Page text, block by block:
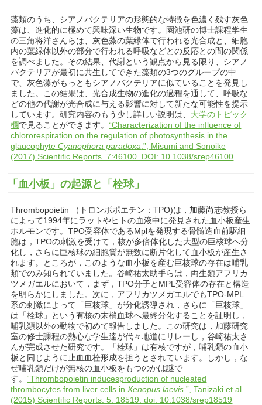
藻類のうち、シアノバクテリアの形態的な特徴を色濃く残す灰色
藻は、進化的に極めて興味深い生物です。園池研の博士課程学生
の三角将洋さんらは、灰色藻の葉緑体で行われる光合成と、細胞
内の葉緑体以外の部分で行われる呼吸などとの反応との間の関係
を調べました。その結果、代謝という観点から見る限り、シアノ
バクテリアが最初に共生してできた藻類の3つのグループの中
で、灰色藻がもっともシアノバクテリアに似ていることを発見し
ました。この結果は、光合成生物の進化の過程を通して、呼吸な
どの他の代謝が光合成に与える影響に対して新たな可能性を提示
しています。研究内容のもう少し詳しい説明は、 大学のトピック
欄で見ることができます。“Characterization of the influence of
chlororespiration on the regulation of photosynthesis in the
glaucophyteCyanophora paradoxa .”, Misumi and Sonoike
(2017) Scientific Reports. 7:46100. DOI: 10.1038/srep46100
「血小板」の起源と「栓球」
Thrombopoietin （トロンボポエチン：TPO)は，加藤尚志教授ら
によって1994年にラットやヒトの血液中に発見された血小板産生
ホルモンです。TPO受容体であるMplを発現する骨髄造血前駆細
胞は，TPOの刺激を受けて，核が多倍体化した大型の巨核球へ分
化し，さらに巨核球の細胞質が無数に断片化して血小板が産生さ
れます。ところが，このような血小板を産む巨核球の存在は哺乳
類でのみ知られていました。谷崎祐太助手らは，両生類アフリカ
ツメガエルにおいて，まず，TPO分子とMPL受容体の存在と構造
を明らかにしました。次に，アフリカツメガエルでもTPO-MPL
系の刺激によって「巨核球」が分化誘導され，さらに「巨核球」
は「栓球」という有核の末梢血球へ最終分化することを証明し，
哺乳類以外の動物で初めて報告しました。この研究は，加藤研究
室の修士課程の熱心な学生達が代々地道にリレーし，谷崎祐太さ
んが完成させた研究です。「栓球」は有核ですが，哺乳類の血小
板と同じように止血血栓形成を担うとされています。しかし，な
ぜ哺乳類だけが無核の血小板をもつのかは謎で
す。“Thrombopoietin inducesproduction of nucleated
thrombocytes from liver cells in Xenopus laevis .”, Tanizaki et al.
(2015) Scientific Reports. 5: 18519. doi: 10.1038/srep18519